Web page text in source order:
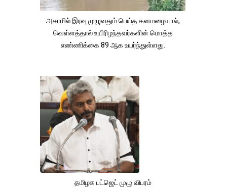
அசாமில் இரவு முழுவதும் பெய்த கனமழையால்,
வெள்ளத்தால் உயிரிழந்தவர்களின் மொத்த
எண்ணிக்கை 89 ஆக உயர்ந்துள்ளது.
தமிழக பட்ஜெட் முழு விபரம்